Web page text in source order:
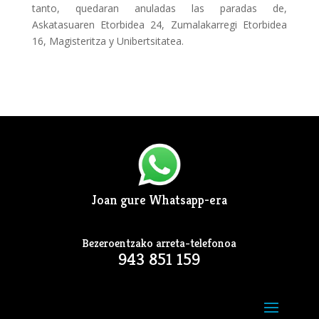
tanto, quedaran anuladas las paradas de,
Askatasuaren Etorbidea 24, Zumalakarregi Etorbidea
16, Magisteritza y Unibertsitatea.
Joan gure Whatsapp-era
Bezeroentzako arreta-telefonoa
943 851 159